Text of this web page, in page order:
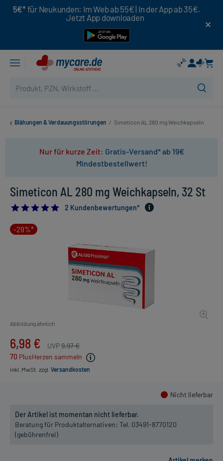
5€* für Neukunden: Im Web ab 55€ | In der App ab 35€.
Jetzt App downloaden
Blähungen & Verdauungsstörungen / Simeticon AL 280 mg Weichkapseln
Nur für kurze Zeit: Gratis-Versand* ab 19€
Mindestbestellwert!
Simeticon AL 280 mg Weichkapseln, 32 St
5.0
2 Kundenbewertungen*
-29%*
Abbildung ähnlich
6,98 € UVP9,97 €
70 PlusHerzen sammeln
inkl. MwSt. zzgl. Versandkosten
Nicht lieferbar
Der Artikel ist momentan nicht lieferbar.
Beratung für Produktalternativen: Tel. 03491-8770120
(gebührenfrei)